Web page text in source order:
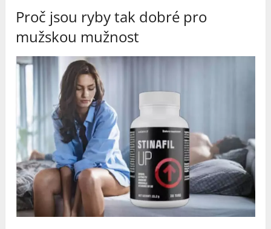
Proč jsou ryby tak dobré pro
mužskou mužnost